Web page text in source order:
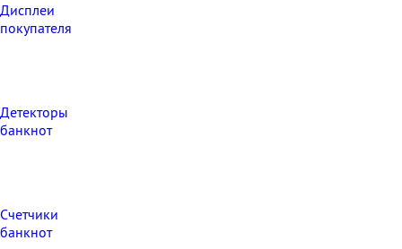
Дисплеи
покупателя
Детекторы
банкнот
Счетчики
банкнот